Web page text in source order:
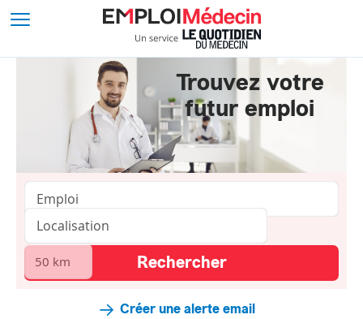
Trouvez votre
futur emploi
Créer une alerte email